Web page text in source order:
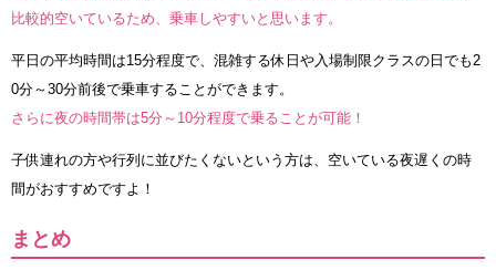
比較的空いているため、乗車しやすいと思います。
平日の平均時間は15分程度で、混雑する休日や入場制限クラスの日でも2
0分～30分前後で乗車することができます。
さらに夜の時間帯は5分～10分程度で乗ることが可能！
子供連れの方や行列に並びたくないという方は、空いている夜遅くの時
間がおすすめですよ！
まとめ